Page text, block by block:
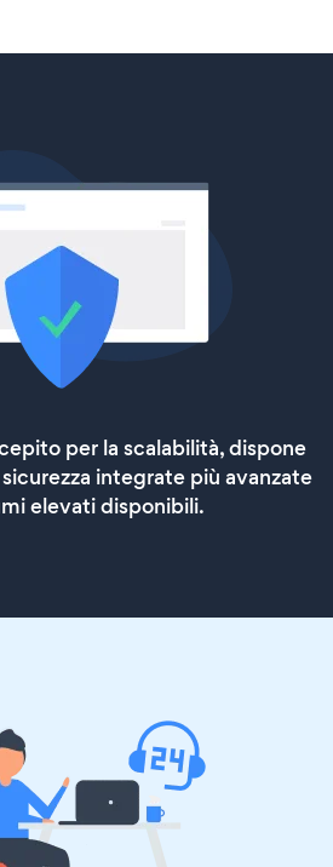
per la scalabilità, dispone
integrate più avanzate
elevati disponibili.